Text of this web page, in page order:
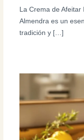
La Crema de
Almendra es un
tradición y […]